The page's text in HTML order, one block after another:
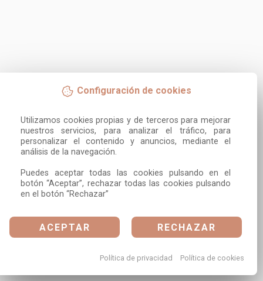
Configuración de cookies
Utilizamos cookies propias y de terceros para mejorar
nuestros servicios, para analizar el tráfico, para
personalizar el contenido y anuncios, mediante el
análisis de la navegación.
Puedes aceptar todas las cookies pulsando en el
botón “Aceptar”, rechazar todas las cookies pulsando
en el botón “Rechazar”
ACEPTAR RECHAZAR
Política de privacidad Política de cookies